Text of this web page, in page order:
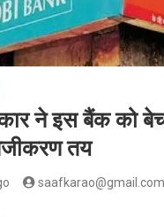
ने इस बैंक को
तय
saafkarao@gmail.com